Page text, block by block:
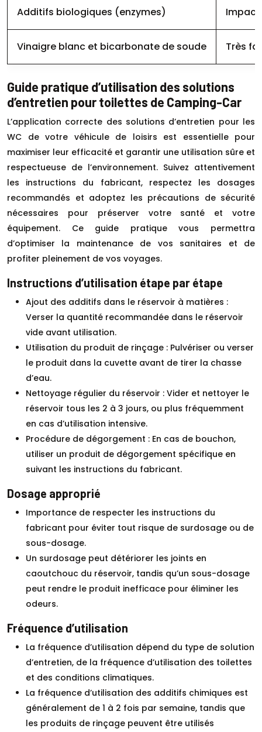
Additifs biologiques (enzymes)
Vinaigre blanc et bicarbonate de soude Très
Guide pratique d’utilisation des solutions
d’entretien pour toilettes de Camping-Car
L’application correcte des solutions d’entretien pour les
WC de votre véhicule de loisirs est essentielle pour
maximiser leur efficacité et garantir une utilisation sûre et
respectueuse de l’environnement. Suivez attentivement
les instructions du fabricant, respectez les dosages
recommandés et adoptez les précautions de sécurité
nécessaires pour préserver votre santé et votre
équipement. Ce guide pratique vous permettra
d’optimiser la maintenance de vos sanitaires et de
profiter pleinement de vos voyages.
Instructions d’utilisation étape par étape
Ajout des additifs dans le réservoir à matières :
Verser la quantité recommandée dans le réservoir
vide avant utilisation.
Utilisation du produit de rinçage : Pulvériser ou verser
le produit dans la cuvette avant de tirer la chasse
d’eau.
Nettoyage régulier du réservoir : Vider et nettoyer le
réservoir tous les 2 à 3 jours, ou plus fréquemment
en cas d’utilisation intensive.
Procédure de dégorgement : En cas de bouchon,
utiliser un produit de dégorgement spécifique en
suivant les instructions du fabricant.
Dosage approprié
Importance de respecter les instructions du
fabricant pour éviter tout risque de surdosage ou de
sous-dosage.
Un surdosage peut détériorer les joints en
caoutchouc du réservoir, tandis qu’un sous-dosage
peut rendre le produit inefficace pour éliminer les
odeurs.
Fréquence d’utilisation
La fréquence d’utilisation dépend du type de solution
d’entretien, de la fréquence d’utilisation des toilettes
et des conditions climatiques.
La fréquence d’utilisation des additifs chimiques est
généralement de 1 à 2 fois par semaine, tandis que
les produits de rinçage peuvent être utilisés